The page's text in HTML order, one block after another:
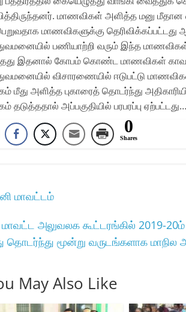
மாணவிகள் அளித்த மனு
மாணவிகளுக்கு
பணியாற்றி வரும் இந்த
இதனால் கோபம் கொண்ட மாணவிகள் காவல்
விசாரணையில் ஈடுபட்டு
மீது அளித்த புகாரைத் தொடர்ந்து
தடுத்ததால் அப்பகுதியில் பரபரப்பு
0
Shares
மாவட்டம்
அலுவலக கூட்டரங்கில் 2019-
தொடர்ந்து மூன்று வருடங்களாக மாநில
May Also Like